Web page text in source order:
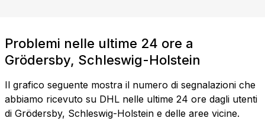
Problemi nelle ultime 24 ore a
Grödersby, Schleswig-Holstein
Il grafico seguente mostra il numero di segnalazioni che
abbiamo ricevuto su DHL nelle ultime 24 ore dagli utenti
di Grödersby, Schleswig-Holstein e delle aree vicine.